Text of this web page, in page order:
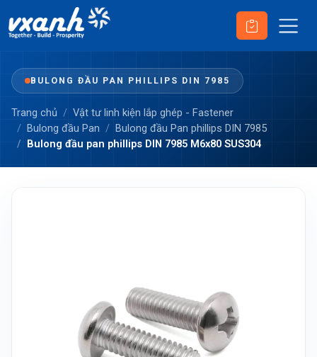
BULONG ĐẦU PAN PHILLIPS DIN 7985
Trang chủ
Vật tư linh kiện lắp ghép - Fastener
Bulong đầu Pan
Bulong đầu Pan phillips DIN 7985
Bulong đầu pan phillips DIN 7985 M6x80 SUS304